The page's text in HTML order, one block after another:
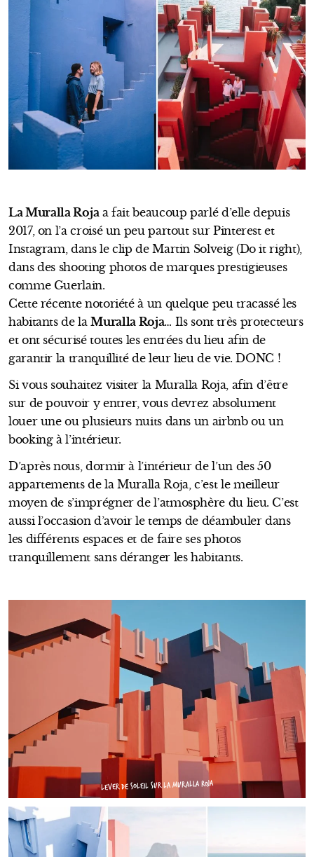
La Muralla Rojaa fait beaucoup parlé d’elle depuis
2017, on l’a croisé un peu partout sur Pinterest et
Instagram, dans le clip de Martin Solveig (Do it right),
dans des shooting photos de marques prestigieuses
comme Guerlain.
Cette récente notoriété à un quelque peu tracassé les
habitants de laMuralla Roja… Ils sont très protecteurs
et ont sécurisé toutes les entrées du lieu afin de
garantir la tranquillité de leur lieu de vie. DONC !
Si vous souhaitez visiter la Muralla Roja, afin d’être
sur de pouvoir y entrer, vous devrez absolument
louer une ou plusieurs nuits dans un airbnb ou un
booking à l’intérieur.
D’après nous, dormir à l’intérieur de l’un des 50
appartements de la Muralla Roja, c’est le meilleur
moyen de s’imprégner de l’atmosphère du lieu. C’est
aussi l’occasion d’avoir le temps de déambuler dans
les différents espaces et de faire ses photos
tranquillement sans déranger les habitants.
LEVER DE SOLEIL SUR LA MURALLA ROJA